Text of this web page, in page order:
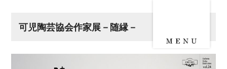
可児陶芸協会作家展－随縁－